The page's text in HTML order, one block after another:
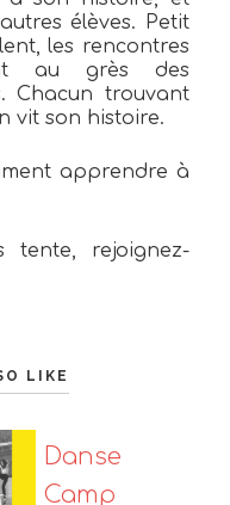
élèves. Petit
les rencontres
au grès des
Chacun trouvant
vit son histoire.
apprendre à
tente, rejoignez-
LIKE
Danse
Camp